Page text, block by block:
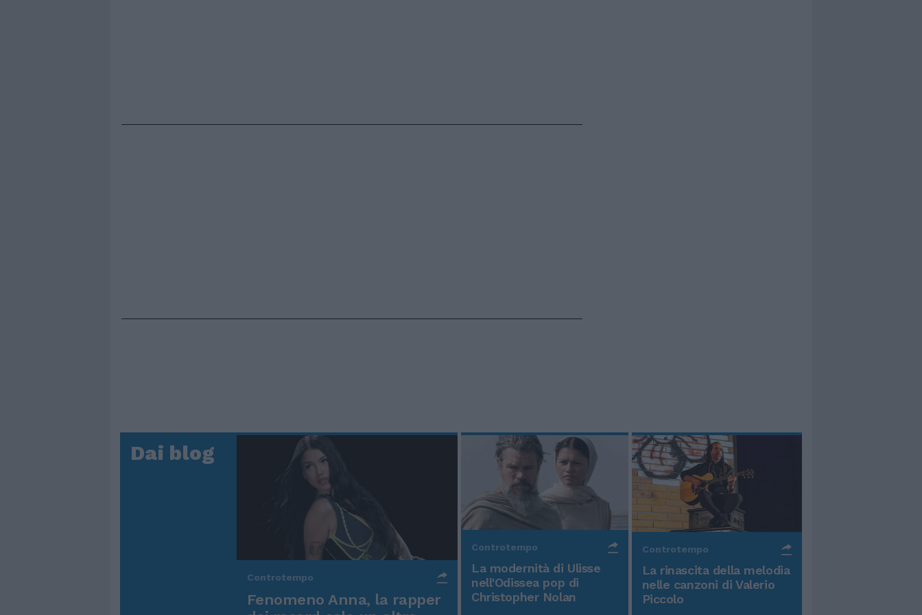
Dai blog
Controtempo
Fenomeno Anna, la rapper
Controtempo
La modernità di Ulisse
nell'Odissea pop di
Christopher Nolan
Controtempo
La rinascita della melodia
nelle canzoni di Valerio
Piccolo